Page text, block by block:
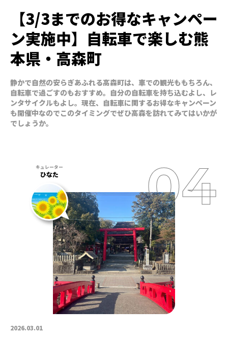
【3/3までのお得なキャンペー
ン実施中】自転車で楽しむ熊
本県・高森町
静かで自然の安らぎあふれる高森町は、車での観光ももちろん、
自転車で過ごすのもおすすめ。自分の自転車を持ち込むよし、レ
ンタサイクルもよし。現在、自転車に関するお得なキャンペーン
も開催中なのでこのタイミングでぜひ高森を訪れてみてはいかが
でしょうか。
2026.03.01
ひなた